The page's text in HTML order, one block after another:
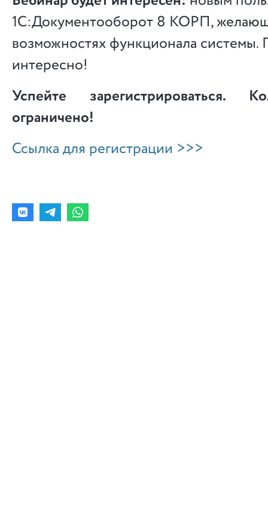
1С:Документооборот 8 КОРП,
возможностях функционала системы.
интересно!
Успейте зарегистрироваться.
ограничено!
Ссылка для регистрации >>>